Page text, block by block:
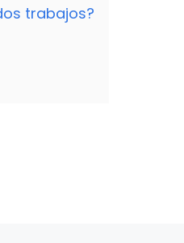
trabajos?